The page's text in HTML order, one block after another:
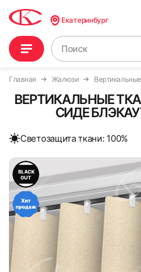
Екатеринбург
Главная Жалюзи Вертикальные
ВЕРТИКАЛЬНЫЕ
СИДЕ
Cветозащита ткани: 100%